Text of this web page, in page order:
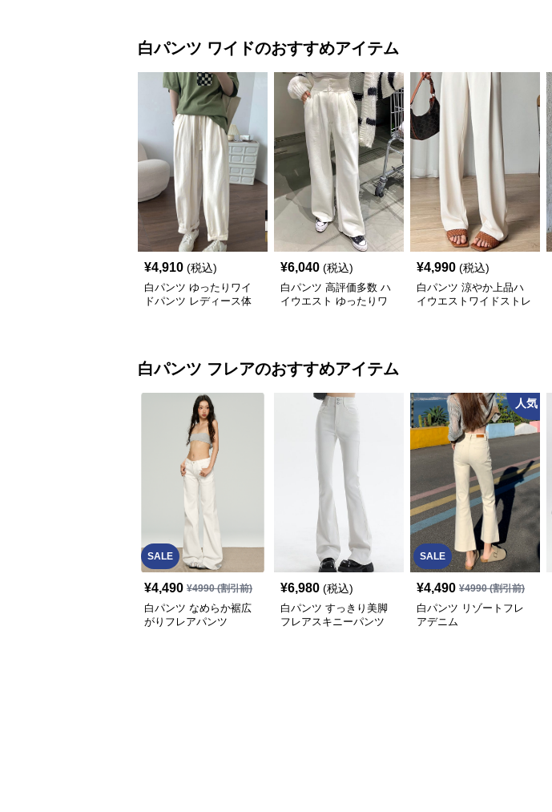
白パンツ ワイドのおすすめアイテム
¥4,910 (税込)
白パンツ ゆったりワイ
ドパンツ レディース体
¥6,040 (税込)
白パンツ 高評価多数 ハ
イウエスト ゆったりワ
¥4,990 (税込)
白パンツ 涼やか上品ハ
イウエストワイドストレ
白パンツ フレアのおすすめアイテム
SALE
¥4,490 ¥4990(割引前)
白パンツ なめらか裾広
がりフレアパンツ
¥6,980 (税込)
白パンツ すっきり美脚
フレアスキニーパンツ
SALE
人気
¥4,490 ¥4990(割引前)
白パンツ リゾートフレ
アデニム